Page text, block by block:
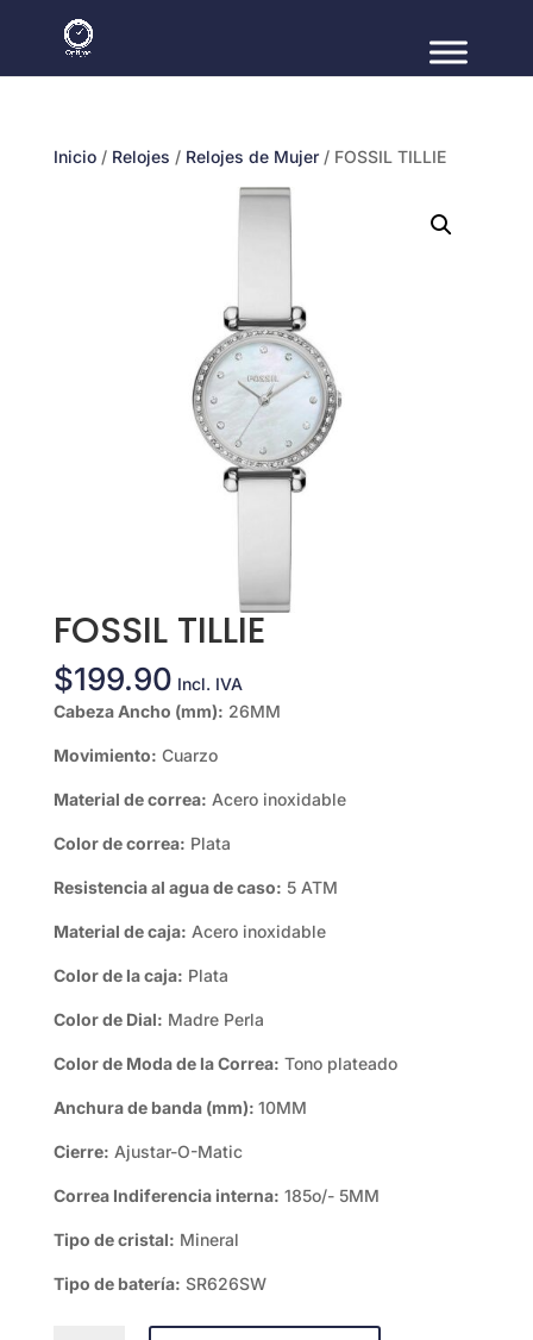
Inicio/ Relojes / Relojes de Mujer/ FOSSIL TILLIE
FOSSIL TILLIE
$199.90 Incl. IVA
Cabeza Ancho (mm): 26MM
Movimiento: Cuarzo
Material de correa: Acero inoxidable
Color de correa: Plata
Resistencia al agua de caso: 5 ATM
Material de caja: Acero inoxidable
Color de la caja: Plata
Color de Dial: Madre Perla
Color de Moda de la Correa: Tono plateado
Anchura de banda (mm): 10MM
Cierre: Ajustar-O-Matic
Correa Indiferencia interna: 185o/- 5MM
Tipo de cristal: Mineral
Tipo de batería: SR626SW